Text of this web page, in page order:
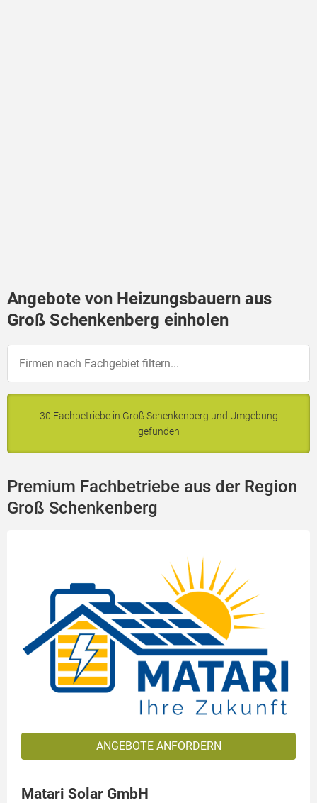
Angebote von Heizungsbauern aus
Groß Schenkenberg einholen
30 Fachbetriebe in Groß Schenkenberg und Umgebung
gefunden
Premium Fachbetriebe aus der Region
Groß Schenkenberg
ANGEBOTE ANFORDERN
Matari Solar GmbH